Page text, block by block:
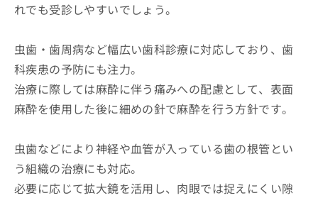
れでも受診しやすいでしょう。
虫歯・歯周病など幅広い歯科診療に対応しており、歯
科疾患の予防にも注力。
治療に際しては麻酔に伴う痛みへの配慮として、表面
麻酔を使用した後に細めの針で麻酔を行う方針です。
虫歯などにより神経や血管が入っている歯の根管とい
う組織の治療にも対応。
必要に応じて拡大鏡を活用し、肉眼では捉えにくい隙